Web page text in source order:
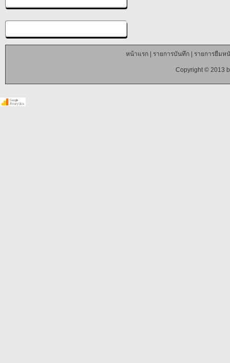
หน้าแรก| รายการบันทึก| รายการยืมห
Copyright © 2013